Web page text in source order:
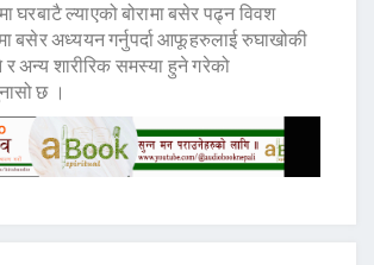
घरबाटै ल्याएको बोरामा बसेर पढ्न विवश
बसेर अध्ययन गर्नुपर्दा आफूहरुलाई रुघाखोकी
अन्य शारीरिक समस्या हुने गरेको
छ ।